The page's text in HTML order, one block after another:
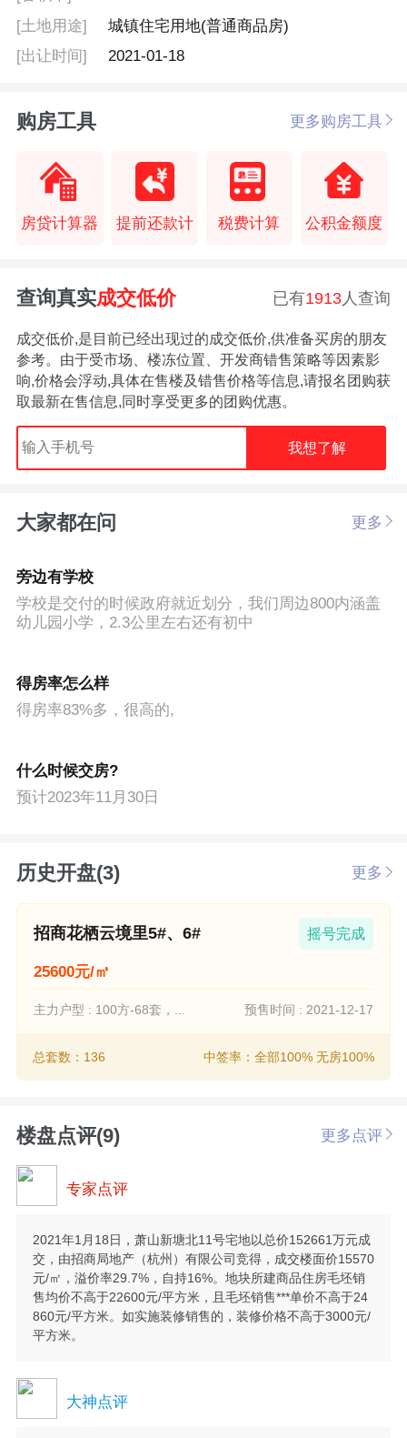
[土地用途]
城镇住宅用地(普通商品房)
[出让时间]
2021-01-18
购房工具 更多购房工具
房贷计算器 提前还款计 税费计算 公积金额度
查询真实成交低价 已有1913人查询
成交低价,是目前已经出现过的成交低价,供准备买房的朋友
参考。由于受市场、楼冻位置、开发商错售策略等因素影
响,价格会浮动,具体在售楼及错售价格等信息,请报名团购获
取最新在售信息,同时享受更多的团购优惠。
我想了解
大家都在问 更多
旁边有学校
学校是交付的时候政府就近划分，我们周边800内涵盖
幼儿园小学，2.3公里左右还有初中
得房率怎么样
得房率83%多，很高的,
什么时候交房?
预计2023年11月30日
历史开盘(3) 更多
招商花栖云境里5#、6# 摇号完成
25600元/㎡
主力户型 : 100方-68套，... 预售时间 : 2021-12-17
总套数：136 中签率：全部100% 无房100%
楼盘点评(9) 更多点评
专家点评
2021年1月18日，萧山新塘北11号宅地以总价152661万元成
交，由招商局地产（杭州）有限公司竞得，成交楼面价15570
元/㎡，溢价率29.7%，自持16%。地块所建商品住房毛坯销
售均价不高于22600元/平方米，且毛坯销售***单价不高于24
860元/平方米。如实施装修销售的，装修价格不高于3000元/
平方米。
大神点评